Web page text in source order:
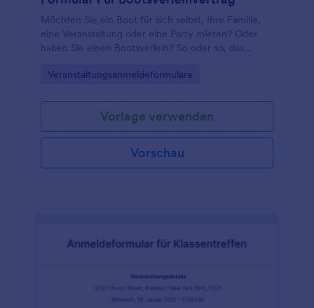
Möchten Sie ein Boot für sich selbst, Ihre Familie,
eine Veranstaltung oder eine Party mieten? Oder
haben Sie einen Bootsverleih? So oder so, das
Go to Category:
Veranstaltungsanmeldeformulare
Vorlage verwenden
Vorschau